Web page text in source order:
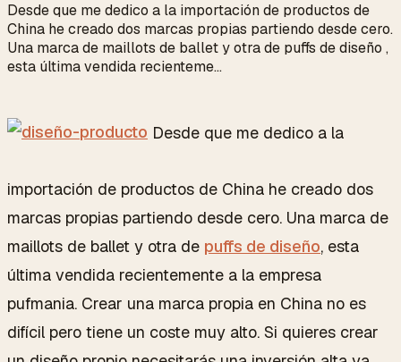
Desde que me dedico a la importación de productos de
China he creado dos marcas propias partiendo desde cero.
Una marca de maillots de ballet y otra de puffs de diseño ,
esta última vendida recienteme...
Desde que me dedico a la
importación de productos de China he creado dos
marcas propias partiendo desde cero. Una marca de
maillots de ballet y otra de puffs de diseño, esta
última vendida recientemente a la empresa
pufmania. Crear una marca propia en China no es
difícil pero tiene un coste muy alto. Si quieres crear